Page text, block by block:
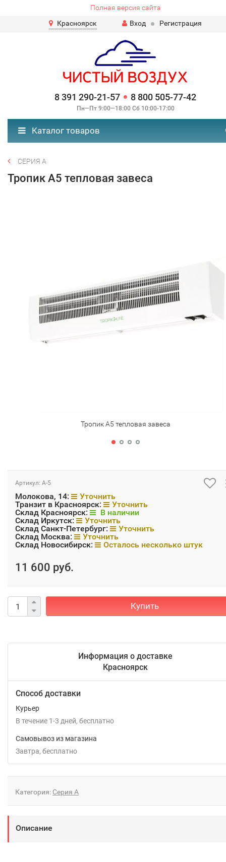
Полная версия сайта
Красноярск
Вход Регистрация
8 391 290-21-57 8 800 505-77-42
Пн—Пт 9:00—18:00 Сб 10:00-17:00
Каталог товаров
СЕРИЯ А
Тропик А5 тепловая завеса
Тропик А5 тепловая завеса
Артикул: А-5
Молокова, 14:
Уточнить
Транзит в Красноярск:
Уточнить
Склад Красноярск:
В наличии
Склад Иркутск:
Уточнить
Склад Санкт-Петербург:
Уточнить
Склад Москва:
Уточнить
Склад Новосибирск:
Осталось несколько штук
11 600 руб.
Купить
Информация о доставке
Красноярск
Способ доставки
Курьер
В течение 1-3 дней Бесплатно
Самовывоз из магазина
Завтра
Бесплатно
Категория: Серия А
Описание